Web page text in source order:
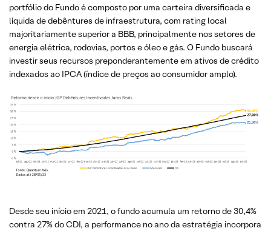
portfólio do Fundo é composto por uma carteira diversificada e
líquida de debêntures de infraestrutura, com rating local
majoritariamente superior a BBB, principalmente nos setores de
energia elétrica, rodovias, portos e óleo e gás. O Fundo buscará
investir seus recursos preponderantemente em ativos de crédito
indexados ao IPCA (índice de preços ao consumidor amplo).
Desde seu início em 2021, o fundo acumula um retorno de 30,4%
contra 27% do CDI, a performance no ano da estratégia incorpora